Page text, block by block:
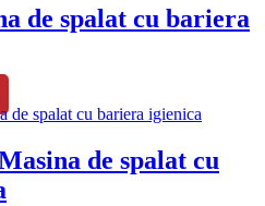
pagina
mai
multe
fi
alese
în
pagina
de spalat cu bariera
produs
mai
multe
de spalat cu